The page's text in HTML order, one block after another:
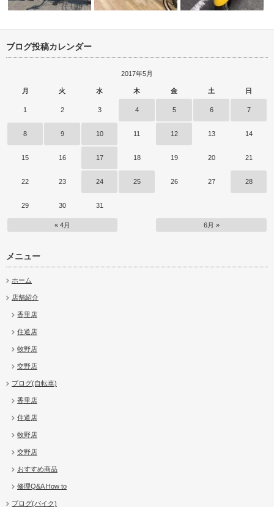
ット納
ギュットアニーズEX 入荷しま
ブログ投稿カレンダー
2017年5月
月 火 水 木 金 土 日
« 4月 6月 »
1 2 3 4 5 6 7
8 9 10 11 12 13 14
15 16 17 18 19 20 21
22 23 24 25 26 27 28
29 30 31
メニュー
ホーム
店舗紹介
香里店
住道店
牧野店
交野店
ブログ(自転車)
香里店
住道店
牧野店
交野店
おすすめ商品
修理Q&A How to
ブログ(バイク)